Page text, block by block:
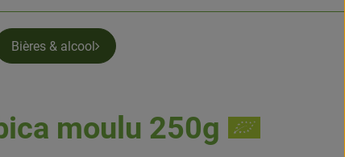
Bières & alcool
moulu 250g